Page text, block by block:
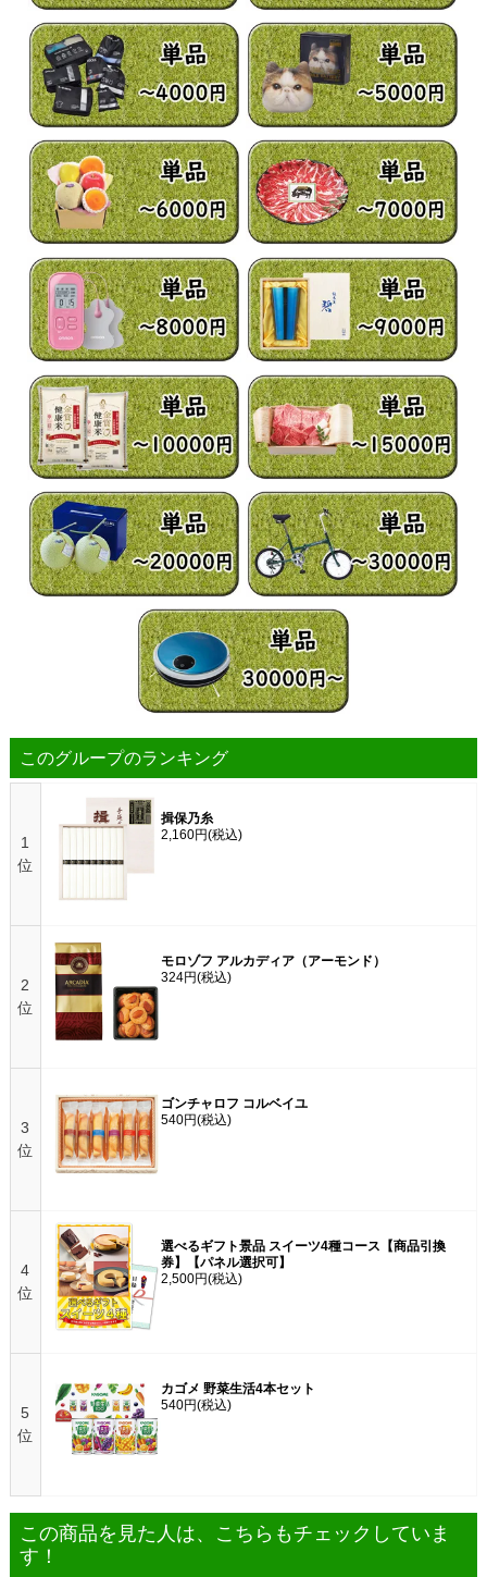
このグループのランキング
1
位
揖保乃糸
2,160円(税込)
2
位
モロゾフ アルカディア（アーモンド）
324円(税込)
3
位
ゴンチャロフ コルベイユ
540円(税込)
4
位
選べるギフト景品 スイーツ4種コース【商品引換
券】【パネル選択可】
2,500円(税込)
5
位
カゴメ 野菜生活4本セット
540円(税込)
この商品を見た人は、こちらもチェックしていま
す！